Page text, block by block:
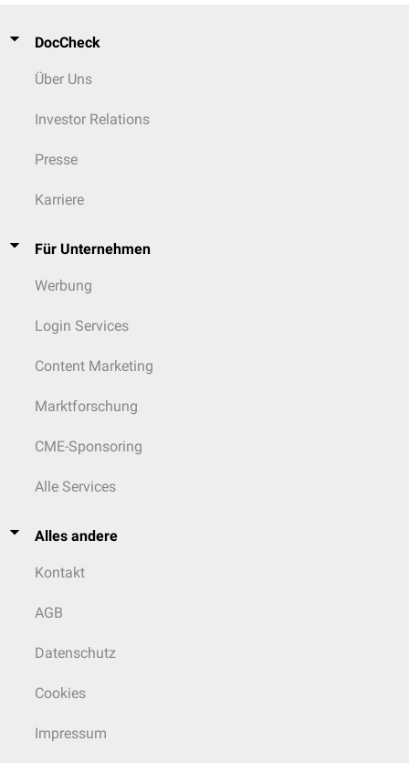
DocCheck
Über Uns
Investor Relations
Presse
Karriere
Für Unternehmen
Werbung
Login Services
Content Marketing
Marktforschung
CME-Sponsoring
Alle Services
Alles andere
Kontakt
AGB
Datenschutz
Cookies
Impressum